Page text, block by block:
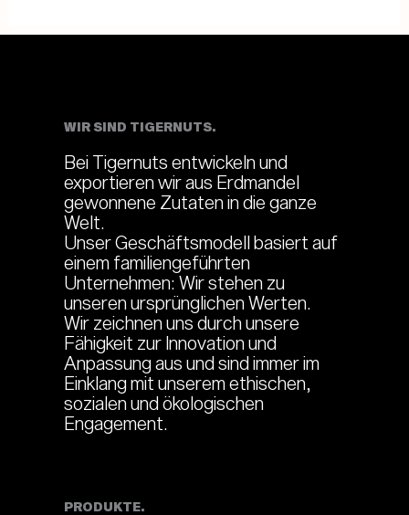
WIR SIND TIGERNUTS.
Bei Tigernuts entwickeln und
exportieren wir aus Erdmandel
gewonnene Zutaten in die ganze
Welt.
Unser Geschäftsmodell basiert auf
einem familiengeführten
Unternehmen: Wir stehen zu
unseren ursprünglichen Werten.
Wir zeichnen uns durch unsere
Fähigkeit zur Innovation und
Anpassung aus und sind immer im
Einklang mit unserem ethischen,
sozialen und ökologischen
Engagement.
PRODUKTE.